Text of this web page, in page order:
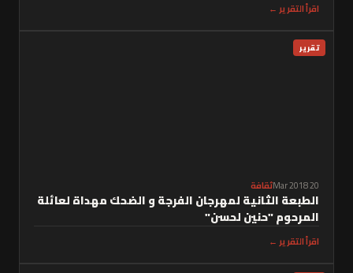
اقرأ التقرير ←
تقرير
20 Mar 2018 ثقافة
الطبعة الثانية لمهرجان الفرجة و الضحك مهداة لعائلة
المرحوم "حنين لحسن"
اقرأ التقرير ←